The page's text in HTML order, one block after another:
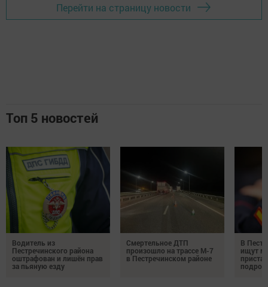
Перейти на страницу новости
Топ 5 новостей
Водитель из
Пестречинского района
оштрафован и лишён прав
за пьяную езду
Смертельное ДТП
произошло на трассе М-7
в Пестречинском районе
В
ищут